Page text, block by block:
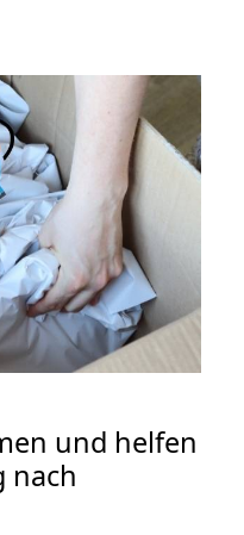
und helfen
nach